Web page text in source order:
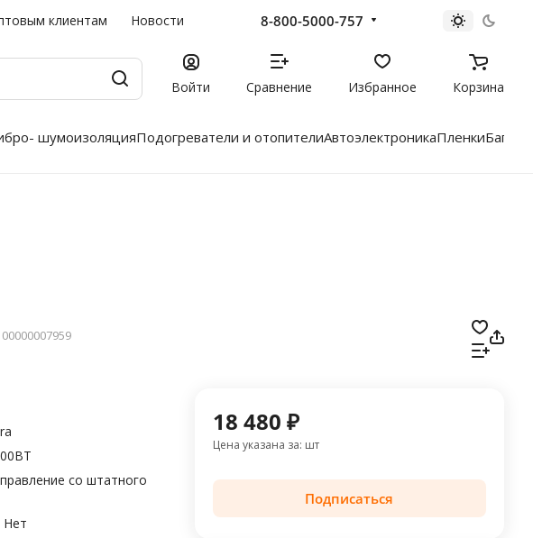
клиентам Новости 8-800-5000-757
Войти Сравнение Избранное Корзина
шумоизоляцияПодогреватели и отопителиАвтоэлектроникаПленки
00000007959
со штатного
Нет
18 480 ₽
Цена указана за: шт
Подписаться